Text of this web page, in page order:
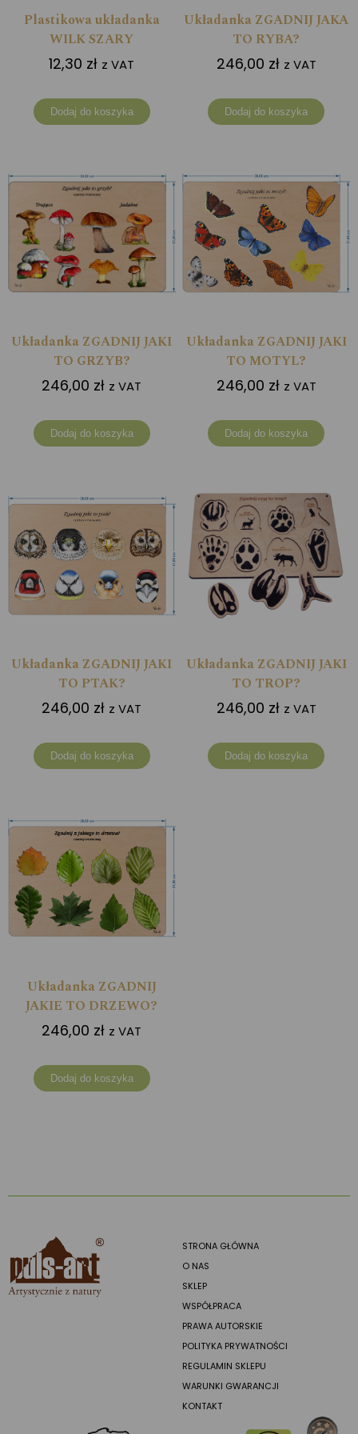
Plastikowa układanka
WILK SZARY
12,30 zł z VAT
Dodaj do koszyka
Układanka ZGADNIJ JAKA
TO RYBA?
246,00 zł z VAT
Dodaj do koszyka
Układanka ZGADNIJ JAKI
TO GRZYB?
246,00 zł z VAT
Dodaj do koszyka
Układanka ZGADNIJ JAKI
TO MOTYL?
246,00 zł z VAT
Dodaj do koszyka
Układanka ZGADNIJ JAKI
TO PTAK?
246,00 zł z VAT
Dodaj do koszyka
Układanka ZGADNIJ JAKI
TO TROP?
246,00 zł z VAT
Dodaj do koszyka
Układanka ZGADNIJ
JAKIE TO DRZEWO?
246,00 zł z VAT
Dodaj do koszyka
STRONA GŁÓWNA
O NAS
SKLEP
WSPÓŁPRACA
PRAWA AUTORSKIE
POLITYKA PRYWATNOŚCI
REGULAMIN SKLEPU
WARUNKI GWARANCJI
KONTAKT